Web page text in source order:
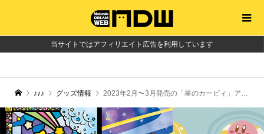
当サイトではアフィリエイト広告を利用しています
♪♪♪ グッズ情報 2023年2月〜3月発売の「星のカービィ」アートクリスタルジグソーのラインナップをチェック！